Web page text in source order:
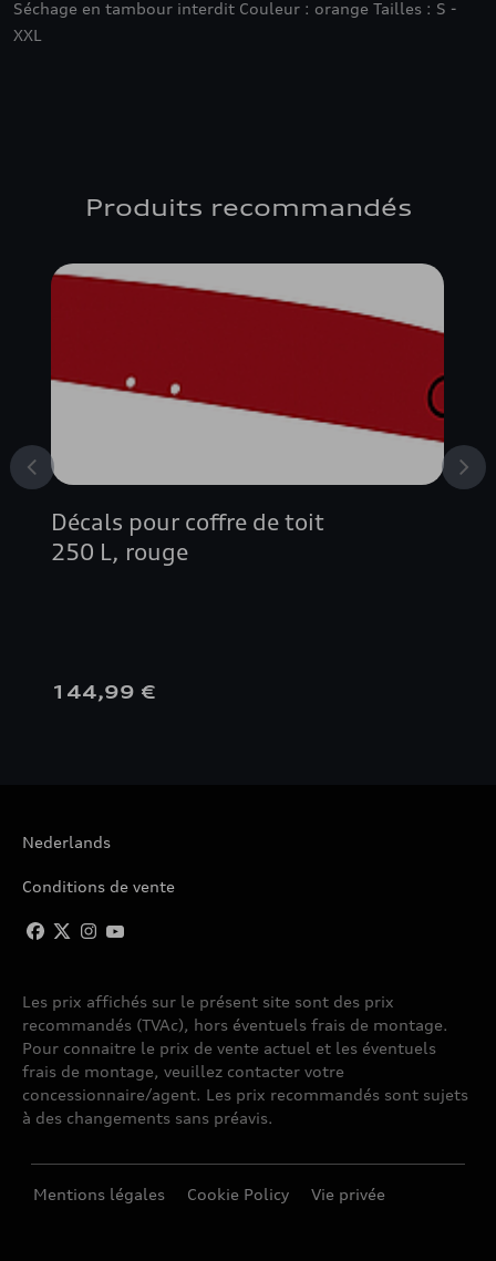
Séchage en tambour interdit Couleur : orange Tailles : S -
XXL
Produits recommandés
Décals pour coffre de toit
250 L, rouge
144,99 €
Nederlands
Conditions de vente
Les prix affichés sur le présent site sont des prix
recommandés (TVAc), hors éventuels frais de montage.
Pour connaitre le prix de vente actuel et les éventuels
frais de montage, veuillez contacter votre
concessionnaire/agent. Les prix recommandés sont sujets
à des changements sans préavis.
Mentions légales Cookie Policy Vie privée